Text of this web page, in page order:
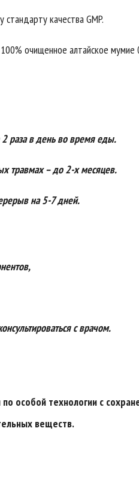
качества GMP.
очищенное алтайское мумие
раза в день во время еды.
травмах – до 2-х месяцев.
на 5-7 дней.
с врачом.
особой технологии с
веществ.